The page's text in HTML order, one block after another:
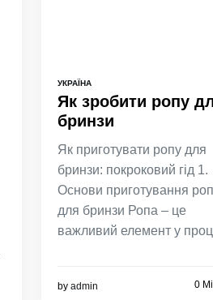
УКРАЇНА
Як зробити ропу
бринзи
Як приготувати ропу для
бринзи: покроковий гід 1.
Основи приготування
для бринзи Ропа – це
важливий елемент у
by admin 0